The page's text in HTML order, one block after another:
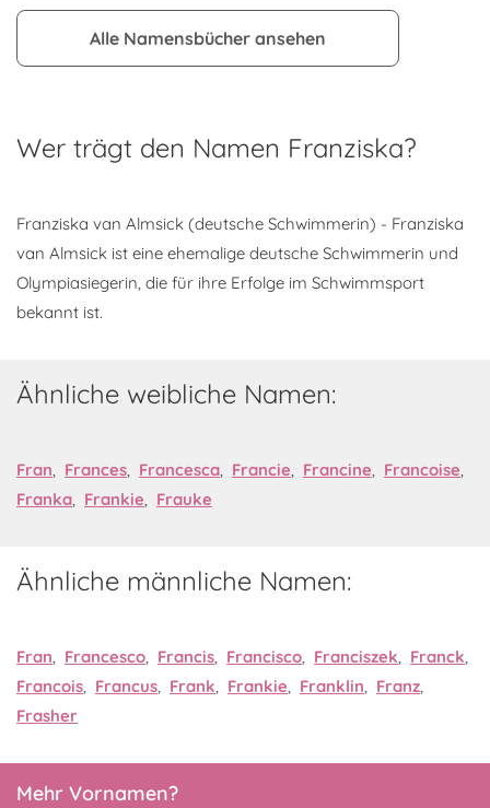
Alle Namensbücher ansehen
Wer trägt den Namen Franziska?
Franziska van Almsick (deutsche Schwimmerin) - Franziska
van Almsick ist eine ehemalige deutsche Schwimmerin und
Olympiasiegerin, die für ihre Erfolge im Schwimmsport
bekannt ist.
Ähnliche weibliche Namen:
Fran, Frances, Francesca, Francie, Francine, Francoise,
Franka, Frankie, Frauke
Ähnliche männliche Namen:
Fran, Francesco, Francis, Francisco, Franciszek, Franck,
Francois, Francus, Frank, Frankie, Franklin, Franz,
Frasher
Mehr Vornamen?